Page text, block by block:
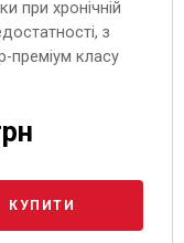
при хронічній
з
преміум класу
КУПИТИ